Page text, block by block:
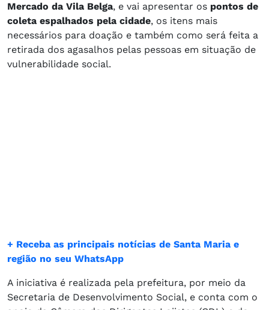
Mercado da Vila Belga, e vai apresentar os pontos de
coleta espalhados pela cidade, os itens mais
necessários para doação e também como será feita a
retirada dos agasalhos pelas pessoas em situação de
vulnerabilidade social.
+ Receba as principais notícias de Santa Maria e
região no seu WhatsApp
A iniciativa é realizada pela prefeitura, por meio da
Secretaria de Desenvolvimento Social, e conta com o